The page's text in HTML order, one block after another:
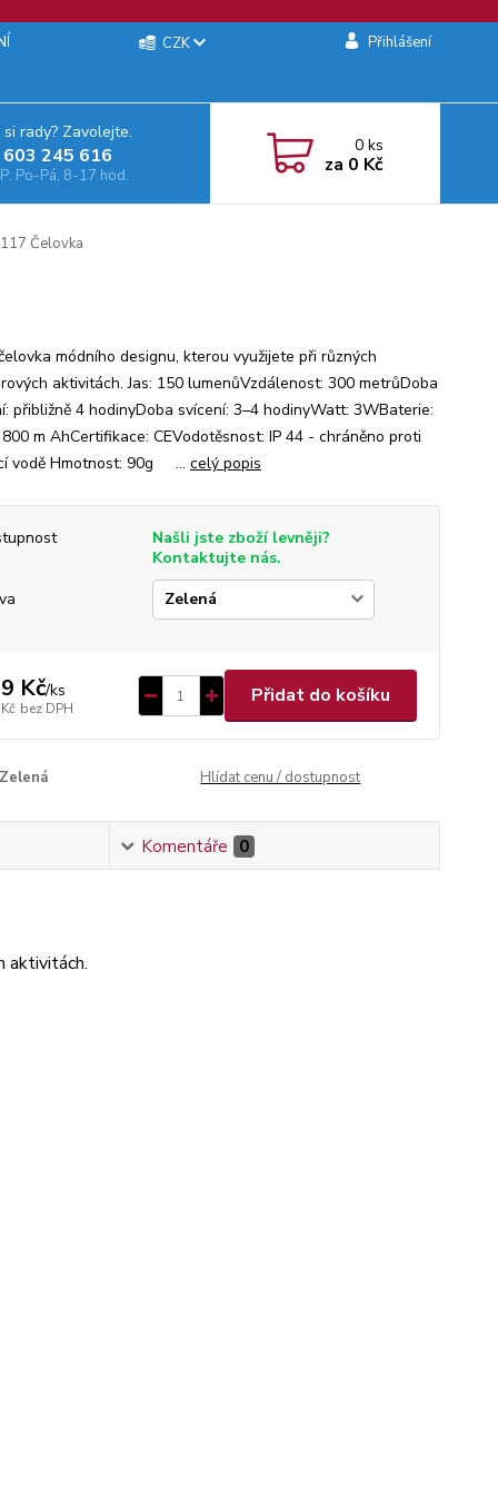
CZK Přihlášení
rady? Zavolejte.
245 616‬
Po-Pá, 8-17 hod.
0ks
za 0 Kč
Čelovka
módního designu, kterou využijete při různých
aktivitách. Jas: 150 lumenůVzdálenost: 300 metrůDoba
přibližně 4 hodinyDoba svícení: 3–4 hodinyWatt: 3WBaterie:
m AhCertifikace: CEVodotěsnost: IP 44 - chráněno proti
vodě Hmotnost: 90g ... celý popis
Našli jste zboží levněji?
Kontaktujte nás.
Kč/ks
bez DPH
Přidat do košíku
Hlídat cenu / dostupnost
Komentáře 0
aktivitách.